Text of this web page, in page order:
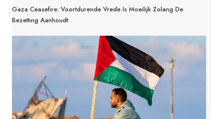
Gaza Ceasefire: Voortdurende Vrede Is Moeilijk Zolang De
Bezetting Aanhoudt